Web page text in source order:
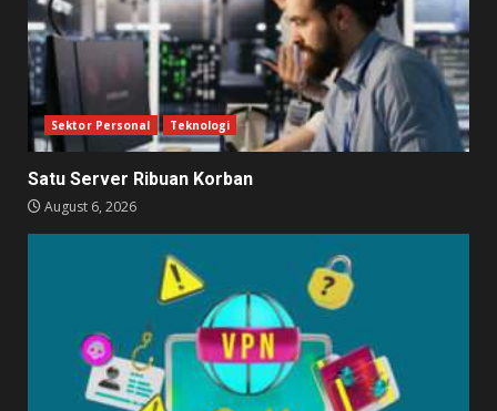
Sektor Personal Teknologi
Satu Server Ribuan Korban
August 6, 2026